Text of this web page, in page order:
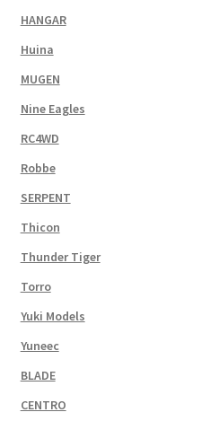
HANGAR
Huina
MUGEN
Nine Eagles
RC4WD
Robbe
SERPENT
Thicon
Thunder Tiger
Torro
Yuki Models
Yuneec
BLADE
CENTRO